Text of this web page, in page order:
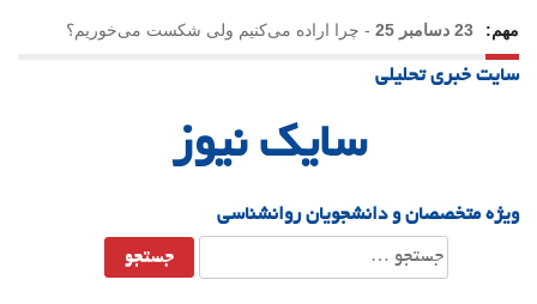
مهم: 23 دسامبر 25 - چرا اراده می‌کنیم ولی شکست می‌خوریم؟
21 دسامبر 25
سایت خبری تحلیلی
سایک نیوز
ویژه متخصصان و دانشجویان روانشناسی
جستجو
برای: